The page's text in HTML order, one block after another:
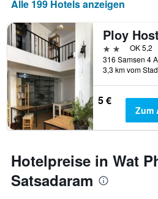
Alle 199 Hotels anzeigen
Ploy
2 SterneOK 5,2
3,3 km vom
5 €
Zum
Hotelpreise in Wat
Satsadaram